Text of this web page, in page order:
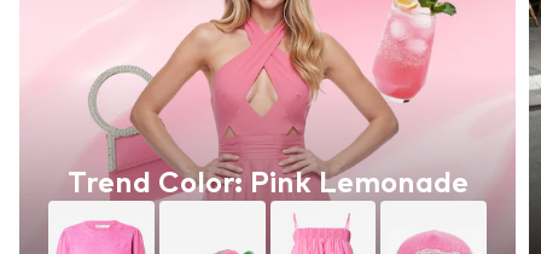
Trend Color: Pink Lemonade